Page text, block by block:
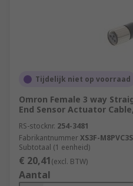
Tijdelijk niet op voorraad
Omron Female 3 way
End Sensor Actuator
RS-stocknr. 254-3481
FabrikantnummerXS3F-
Subtotaal (1 eenheid)
€ 20,41(excl. BTW)
Aantal